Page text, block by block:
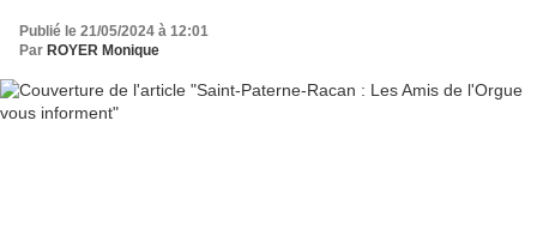
Publié le 21/05/2024 à 12:01
Par ROYER Monique